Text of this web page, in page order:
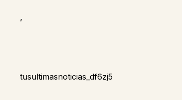
,
tusultimasnoticias_df6zj5